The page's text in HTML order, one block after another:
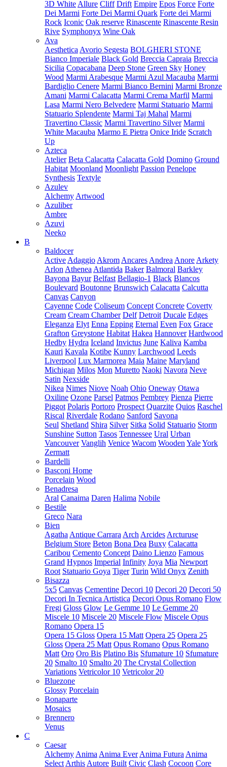
3D White Allure Cliff Drift Empire Epos Force Forte
Dei Marmi Forte Dei Marmi Quark Forte dei Marmi
Rock Iconic Oak reserve Rinascente Rinascente Resin
Rive Symphonyx Wine Oak
Ava
Aesthetica Avorio Segesta BOLGHERI STONE
Bianco Imperiale Black Gold Breccia Capraia Breccia
Sicilia Copacabana Deep Stone Green Sky Honey
Wood Marmi Arabesque Marmi Azul Macauba Marmi
Bardiglio Cenere Marmi Bianco Bernini Marmi Bronze
Amani Marmi Calacatta Marmi Crema Marfil Marmi
Lasa Marmi Nero Belvedere Marmi Statuario Marmi
Statuario Splendente Marmi Taj Mahal Marmi
Travertino Classic Marmi Travertino Silver Marmi
White Macauba Marmo E Pietra Onice Iride Scratch
Up
Azteca
Atelier Beta Calacatta Calacatta Gold Domino Ground
Habitat Moonland Moonlight Passion Penelope
Synthesis Textyle
Azulev
Alchemy Artwood
Azuliber
Ambre
Azuvi
Neeko
B
Baldocer
Active Adaggio Akrom Ancares Andrea Anore Arkety
Arlon Athenea Atlantida Baker Balmoral Barkley
Bayona Bayur Belfast Bellagio-1 Black Blancos
Boulevard Boutonne Brunswich Calacatta Calcutta
Canvas Canyon
Cayenne Code Coliseum Concept Concrete Coverty
Cream Cream Chamber Delf Detroit Ducale Edges
Eleganza Elyt Enna Epping Eternal Even Fox Grace
Grafton Greystone Habitat Hakea Hannover Hardwood
Hedby Hydra Iceland Invictus June Kaliva Kamba
Kauri Kavala Kotibe Kunny Larchwood Leeds
Liverpool Lux Marmorea Maia Maine Maryland
Michigan Milos Mon Muretto Naoki Navora Neve
Satin Nexside
Nikea Nimes Niove Noah Ohio Oneway Otawa
Oxiline Ozone Parsel Patmos Pembrey Pienza Pierre
Piggot Polaris Portoro Prospect Quarzite Quios Raschel
Riscal Riverdale Rodano Sanford Savona
Seul Shetland Shira Silver Sitka Solid Statuario Storm
Sunshine Sutton Tasos Tennessee Ural Urban
Vancouver Vanglih Venice Wacom Wooden YaleYork
Zermatt
Bardelli
Basconi Home
Porcelain Wood
Benadresa
Aral Canaima Daren Halima Nobile
Bestile
Greco Nara
Bien
Agatha Antique Carrara Arch Arcides Arcturuse
Belgium Store Beton Bona Dea Buxy Calacatta
Caribou Cemento Concept Daino Lienzo Famous
Grand Hypnos Imperial Infinity Joya Mia Newport
Root Statuario Goya Tiger Turin Wild Onyx Zenith
Bisazza
5x5 Canvas Cementine Decori 10 Decori 20 Decori 50
Decori In Tecnica Artistica Decori Opus Romano Flow
Fregi Gloss Glow Le Gemme 10 Le Gemme 20
Miscele 10 Miscele 20 Miscele Flow Miscele Opus
Romano Opera 15
Opera 15 Gloss Opera 15 Matt Opera 25 Opera 25
Gloss Opera 25 Matt Opus Romano Opus Romano
Matt Oro Oro Bis Platino Bis Sfumature 10 Sfumature
20 Smalto 10 Smalto 20 The Crystal Collection
Variations Vetricolor 10 Vetricolor 20
Bluezone
Glossy Porcelain
Bonaparte
Mosaics
Brennero
Venus
C
Caesar
Alchemy Anima Anima Ever Anima Futura Anima
Select Arthis Autore Built Civic Clash Cocoon Core